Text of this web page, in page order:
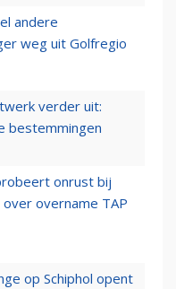
andere
weg uit Golfregio
verder uit:
bestemmingen
onrust bij
overname TAP
op Schiphol opent